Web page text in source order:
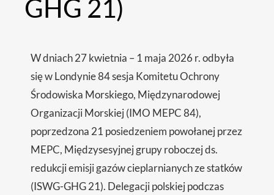
GHG 21)
W dniach 27 kwietnia – 1 maja 2026 r. odbyła
się w Londynie 84 sesja Komitetu Ochrony
Środowiska Morskiego, Międzynarodowej
Organizacji Morskiej (IMO MEPC 84),
poprzedzona 21 posiedzeniem powołanej przez
MEPC, Międzysesyjnej grupy roboczej ds.
redukcji emisji gazów cieplarnianych ze statków
(ISWG-GHG 21). Delegacji polskiej podczas